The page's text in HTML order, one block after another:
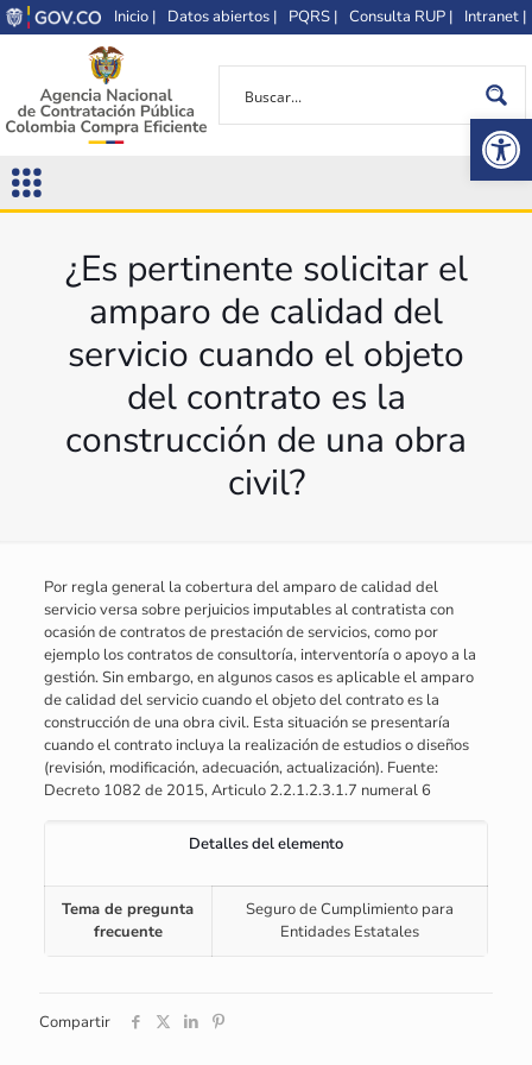
Inicio | Datos abiertos | PQRS | Consulta RUP | Intranet |
¿Es pertinente solicitar el
amparo de calidad del
servicio cuando el objeto
del contrato es la
construcción de una obra
civil?
Por regla general la cobertura del amparo de calidad del
servicio versa sobre perjuicios imputables al contratista con
ocasión de contratos de prestación de servicios, como por
ejemplo los contratos de consultoría, interventoría o apoyo a la
gestión. Sin embargo, en algunos casos es aplicable el amparo
de calidad del servicio cuando el objeto del contrato es la
construcción de una obra civil. Esta situación se presentaría
cuando el contrato incluya la realización de estudios o diseños
(revisión, modificación, adecuación, actualización). Fuente:
Decreto 1082 de 2015, Articulo 2.2.1.2.3.1.7 numeral 6
Detalles del elemento
Tema de pregunta
frecuente
Seguro de Cumplimiento para
Entidades Estatales
Compartir